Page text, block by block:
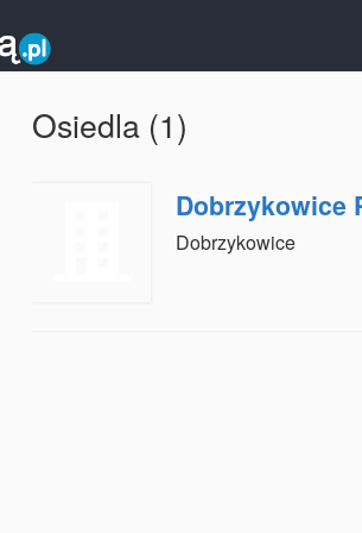
Osiedla (1)
Dobrzykowice
Dobrzykowice